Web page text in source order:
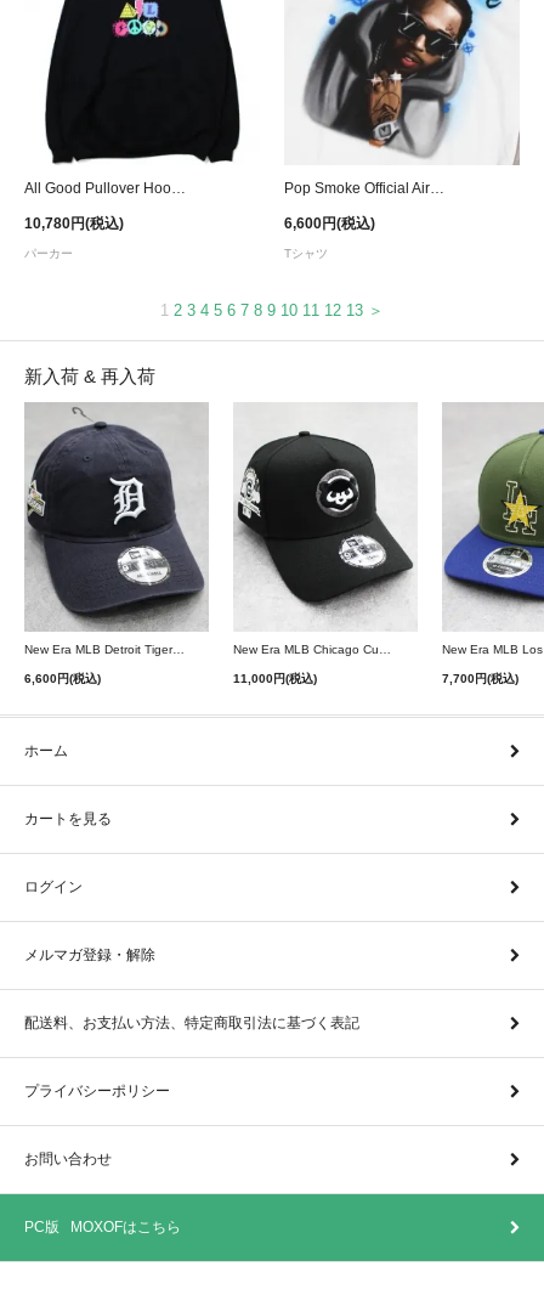
10,780円(税込)
パーカー
6,600円(税込)
Tシャツ
1 2 3 4 5 6 7 8 9 10 11 12 13 ＞
新入荷 & 再入荷
New Era MLB Detroit Tigers Postseason 9Twenty Strapback Cap - Navy
6,600円(税込)
New Era MLB Chicago Cubs 9Forty A-Frame Snapback Cap - Black
11,000円(税込) 7,700円(税込)
ホーム
カートを見る
ログイン
メルマガ登録・解除
配送料、お支払い方法、特定商取引法に基づく表記
プライバシーポリシー
お問い合わせ
PC版 MOXOFはこちら